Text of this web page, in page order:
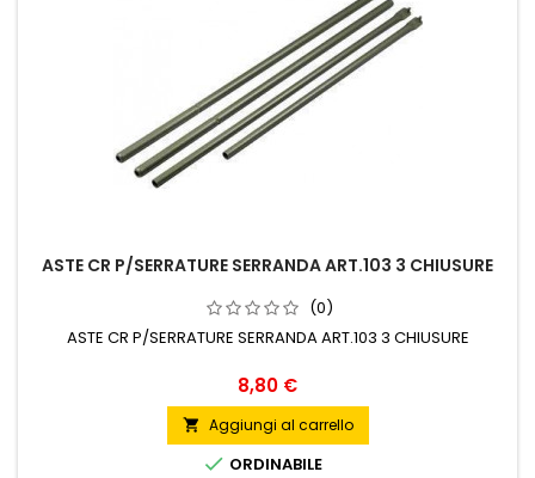
ASTE CR P/SERRATURE SERRANDA ART.103 3 CHIUSURE
(0)
ASTE CR P/SERRATURE SERRANDA ART.103 3 CHIUSURE
Prezzo
8,80 €
 Aggiungi al carrello
 ORDINABILE